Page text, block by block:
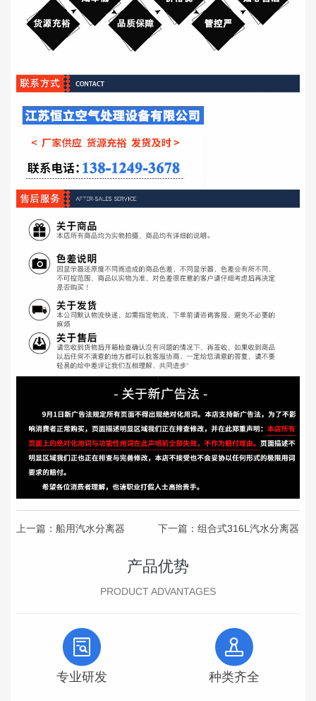
上一篇：船用汽水分离器 下一篇： 组合式316L汽水分离器
产品优势
PRODUCT ADVANTAGES
专业研发 种类齐全